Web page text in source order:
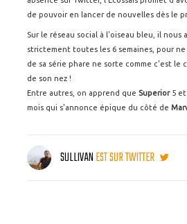
de pouvoir en lancer de nouvelles dès le
Sur le réseau social à l'oiseau bleu, il
strictement toutes les 6 semaines, pour ne
de sa série phare ne sorte comme c'est
de son nez !
Entre autres, on apprend que Superior5 et
mois qui s'annonce épique du côté de
SULLIVANEST SUR TWITTER